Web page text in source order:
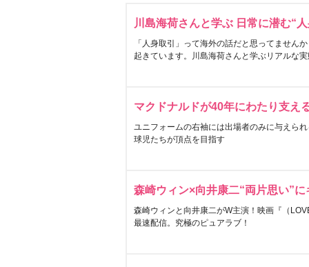
川島海荷さんと学ぶ 日常に潜む“
「人身取引」って海外の話だと思ってません
起きています。川島海荷さんと学ぶリアルな
マクドナルドが40年にわたり支え
ユニフォームの右袖には出場者のみに与えら
球児たちが頂点を目指す
森崎ウィン×向井康二“両片思い”
森崎ウィンと向井康二がW主演！映画『（
最速配信。究極のピュアラブ！